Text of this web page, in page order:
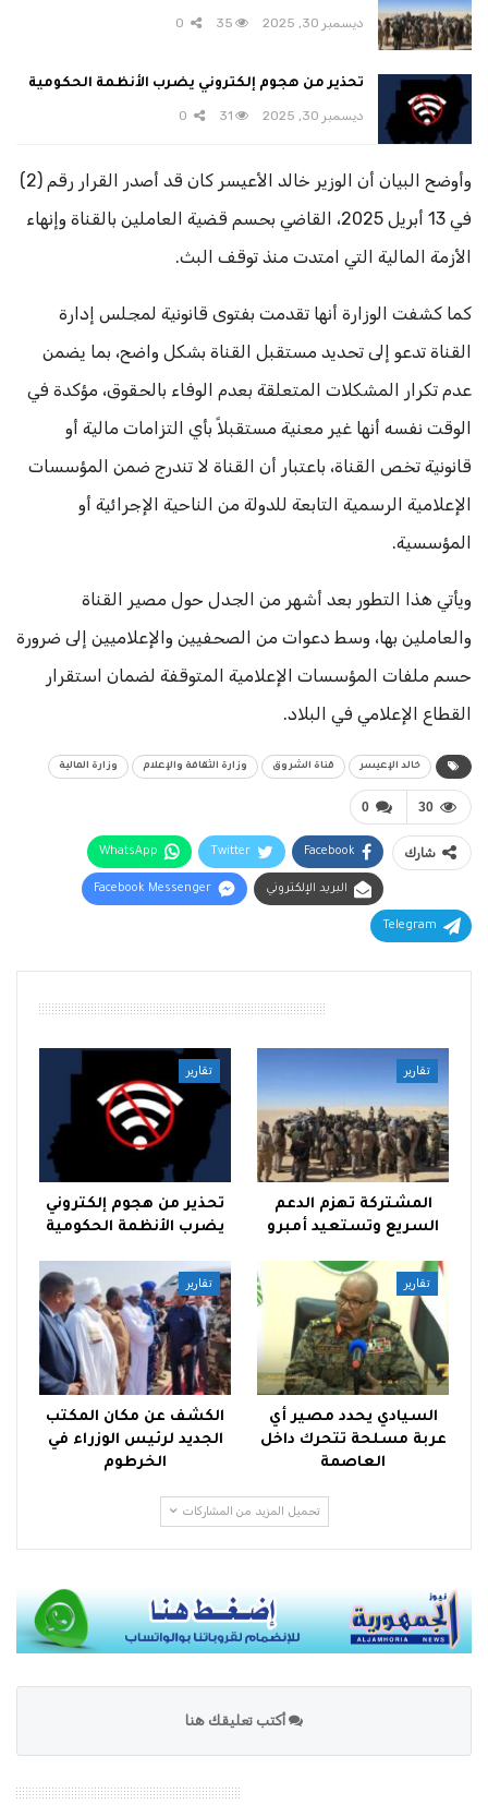
ديسمبر 30, 2025 35
تحذير من هجوم إلكتروني يضرب الأنظمة الحكومية
ديسمبر 30, 2025 31
وأوضح البيان أن الوزير خالد الأعيسر كان قد أصدر القرار رقم (2)
في 13 أبريل 2025، القاضي بحسم قضية العاملين بالقناة وإنهاء
الأزمة المالية التي امتدت منذ توقف البث.
كما كشفت الوزارة أنها تقدمت بفتوى قانونية لمجلس إدارة
القناة تدعو إلى تحديد مستقبل القناة بشكل واضح، بما يضمن
عدم تكرار المشكلات المتعلقة بعدم الوفاء بالحقوق، مؤكدة في
الوقت نفسه أنها غير معنية مستقبلاً بأي التزامات مالية أو
قانونية تخص القناة، باعتبار أن القناة لا تندرج ضمن المؤسسات
الإعلامية الرسمية التابعة للدولة من الناحية الإجرائية أو
المؤسسية.
ويأتي هذا التطور بعد أشهر من الجدل حول مصير القناة
والعاملين بها، وسط دعوات من الصحفيين والإعلاميين إلى ضرورة
حسم ملفات المؤسسات الإعلامية المتوقفة لضمان استقرار
القطاع الإعلامي في البلاد.
خالد الإعيسر قناة الشروق وزارة الثقافة والإعلام وزارة المالية
0 30
شارك Facebook
Twitter
WhatsApp
البريد الإلكتروني Facebook Messenger
Telegram
تقارير
المشتركة تهزم الدعم
السريع وتستعيد أمبرو
تقارير
تحذير من هجوم إلكتروني
يضرب الأنظمة الحكومية
تقارير
السيادي يحدد مصير أي
عربة مسلحة تتحرك داخل
العاصمة
تقارير
الكشف عن مكان المكتب
الجديد لرئيس الوزراء في
الخرطوم
تحميل المزيد من المشاركات
أكتب تعليقك هنا